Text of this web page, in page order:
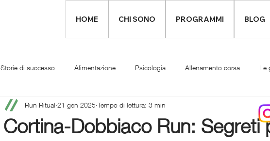
HOME CHI SONO PROGRAMMI BLOG
Storie di successo Alimentazione Psicologia Allenamento corsa Le
Iniziare a correre Infortuni Abbigliamento runner
Cortina-Dobbiaco Run: Segreti
Run Ritual 21 gen 2025 Tempo di lettura: 3 min